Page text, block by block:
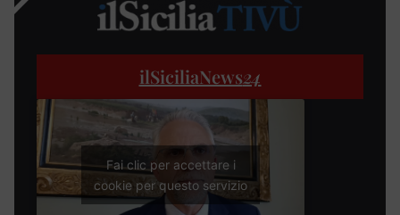
ilSiciliaNews24
Fai clic per accettare i
cookie per questo servizio